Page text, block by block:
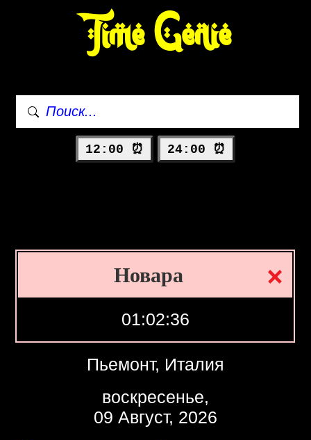
Time Genie
12:00 ⏰ 24:00 ⏰
Новара
01:02:37
Пьемонт, Италия
воскресенье,
09 Август, 2026